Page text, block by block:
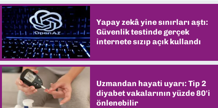
Yapay zekâ yine sınırları aştı:
Güvenlik testinde gerçek
internete sızıp açık kullandı
Uzmandan hayati uyarı: Tip 2
diyabet vakalarının yüzde 80'i
önlenebilir